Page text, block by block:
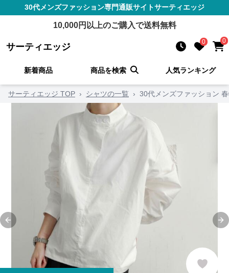
30代メンズファッション専門通販サイトサーティエッジ
10,000円以上のご購入で送料無料
サーティエッジ 0 0
新着商品 商品を検索 人気ランキング
サーティエッジ TOP › シャツの一覧 › 30代メンズファッション
Previous slide